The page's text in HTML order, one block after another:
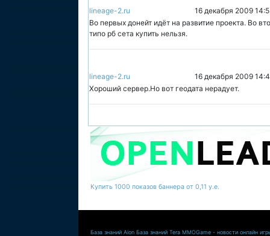
lineage-2.ru
16 декабря 2009
Во первых донейт идёт на развитие проекта. Во
типо рб сета купить нельзя.
lineage-2.ru
16 декабря 2009
Хороший сервер.Но вот геодата нерадует.
Купить 1000 показов баннера от 0,11 у.е.
База знаний Aion База знаний Tera MMOGame - новости онлайн